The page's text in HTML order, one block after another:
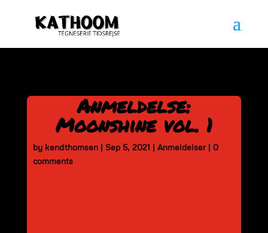
Anmeldelse:
Moonshine vol. 1
by kendthomsen| Sep 5, 2021 | Anmeldelser| 0
comments